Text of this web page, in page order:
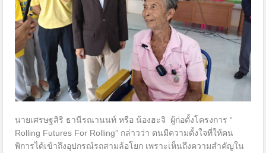
นายเศรษฐสิริ ธานีรณานนท์ หรือ น้องฮะจิ ผู้ก่อตั้งโครงการ “
Rolling Futures For Rolling” กล่าวว่า ตนมีความตั้งใจที่ให้คน
พิการได้เข้าถึงอุปกรณ์รถสามล้อโยก เพราะเห็นถึงความสำคัญใน